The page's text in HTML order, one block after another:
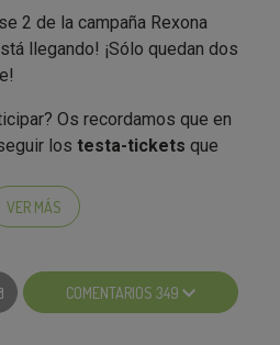
2 de la campaña Rexona
llegando! ¡Sólo quedan dos
Os recordamos que en
los testa-tickets que
Rexona Maximum
Pro-Tester de
VER MÁS
COMENTARIOS 349